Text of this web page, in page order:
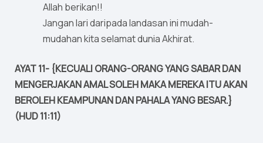
Allah berikan!!
Jangan lari daripada landasan ini mudah-
mudahan kita selamat dunia Akhirat.
AYAT 11- {KECUALI ORANG-ORANG YANG SABAR DAN
MENGERJAKAN AMAL SOLEH MAKA MEREKA ITU AKAN
BEROLEH KEAMPUNAN DAN PAHALA YANG BESAR.}
(HUD 11:11)